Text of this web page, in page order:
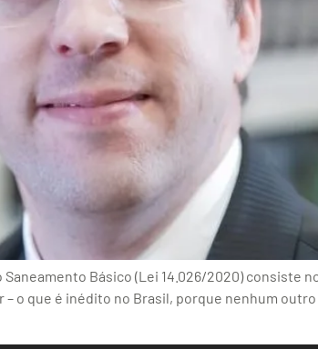
Básico (Lei 14.026/2020) consiste
– o que é inédito no Brasil, porque nenhum